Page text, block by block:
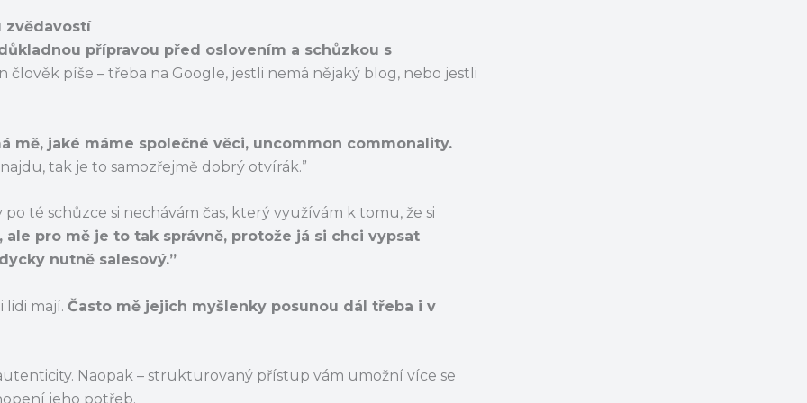
zvědavostí
přípravou před oslovením a schůzkou s
člověk píše – třeba na Google, jestli nemá nějaký blog, nebo jestli
mě, jaké máme společné věci, uncommon commonality.
tak je to samozřejmě dobrý otvírák.”
po té schůzce si nechávám čas, který využívám k tomu, že si
ale pro mě je to tak správně, protože já si chci vypsat
nutně salesový.”
lidi mají. Často mě jejich myšlenky posunou dál třeba i v
Naopak – strukturovaný přístup vám umožní více se
jeho potřeb.